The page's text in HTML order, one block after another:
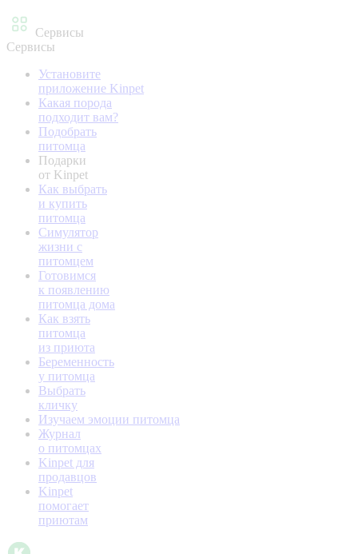
Сервисы
Сервисы
Установите
приложение Kinpet
Какая порода
подходит вам?
Подобрать
питомца
Подарки
от Kinpet
Как выбрать
и купить
питомца
Симулятор
жизни с
питомцем
Готовимся
к появлению
питомца дома
Как взять
питомца
из приюта
Беременность
у питомца
Выбрать
кличку
Изучаем эмоции питомца
Журнал
о питомцах
Kinpet для
продавцов
Kinpet
помогает
приютам